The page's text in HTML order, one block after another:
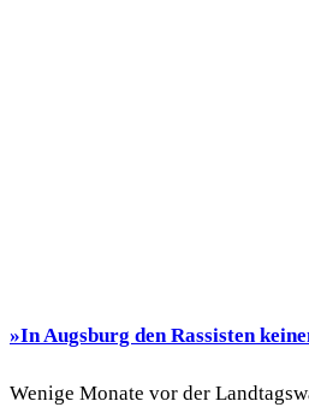
»In Augsburg den Rassisten
Wenige Monate vor der